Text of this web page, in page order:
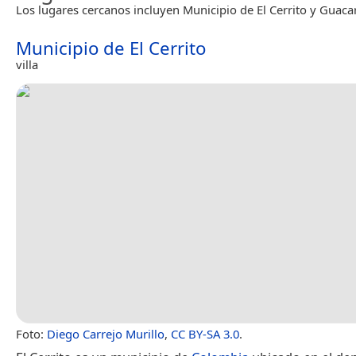
Los lugares cercanos incluyen Municipio de El Cerrito y
Municipio de El Cerrito
villa
Foto: Diego Carrejo Murillo, CC BY-SA 3.0.